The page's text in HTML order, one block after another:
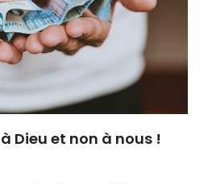
Dieu et non à nous !